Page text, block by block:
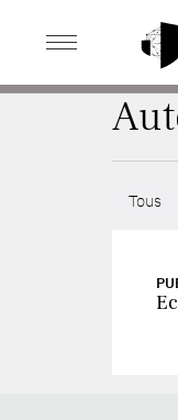
ACCUEIL
Tous